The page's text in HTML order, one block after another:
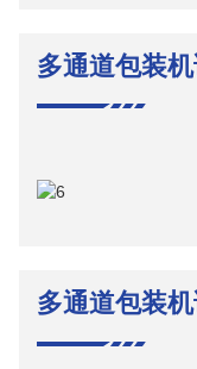
多通道包装
多通道包装